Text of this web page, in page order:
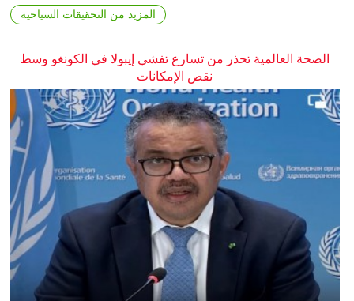
المزيد من التحقيقات السياحية
الصحة العالمية تحذر من تسارع تفشي إيبولا في الكونغو وسط
نقص الإمكانات